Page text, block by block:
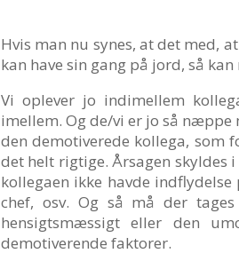
Hvis man nu synes, at det med,
kan have sin gang på jord, så
Vi oplever jo indimellem
imellem. Og de/vi er jo så
den demotiverede kollega,
det helt rigtige. Årsagen
kollegaen ikke havde
chef, osv. Og så må der
hensigtsmæssigt eller den
demotiverende faktorer.